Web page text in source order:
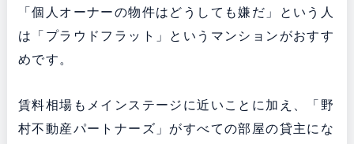
「個人オーナーの物件はどうしても嫌だ」という人
は「プラウドフラット」というマンションがおすす
めです。
賃料相場もメインステージに近いことに加え、「野
村不動産パートナーズ」がすべての部屋の貸主にな